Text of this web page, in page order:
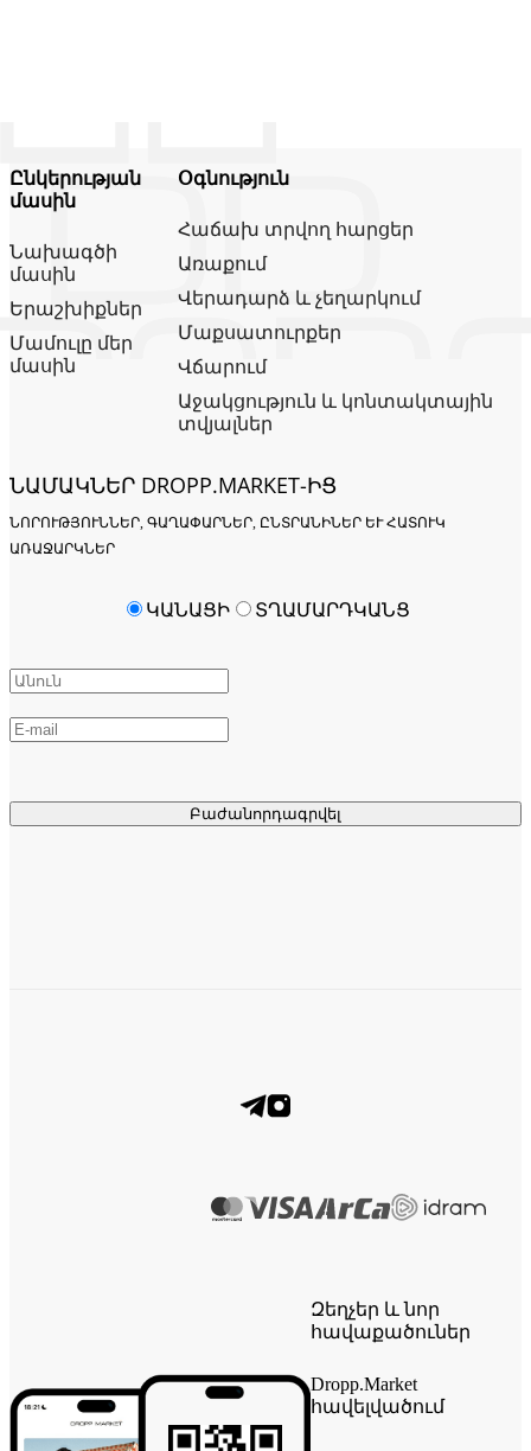
Ընկերության
մասին
Նախագծի
մասին
Երաշխիքներ
Մամուլը մեր
մասին
Օգնություն
Հաճախ տրվող հարցեր
Առաքում
Վերադարձ և չեղարկում
Մաքսատուրքեր
Վճարում
Աջակցություն և կոնտակտային
տվյալներ
ՆԱՄԱԿՆԵՐ DROPP.MARKET-ԻՑ
ՆՈՐՈՒԹՅՈՒՆՆԵՐ, ԳԱՂԱՓԱՐՆԵՐ, ԸՆՏՐԱՆԻՆԵՐ ԵՒ ՀԱՏՈՒԿ Ա
ՌԱՋԱՐԿՆԵՐ
Բաժանորդագրվել
ԿԱՆԱՑԻ ՏՂԱՄԱՐԴԿԱՆՑ
Զեղչեր և նոր
հավաքածուներ
Dropp.Market
հավելվածում